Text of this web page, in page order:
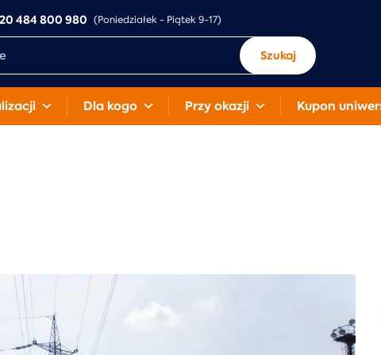
484 800 980 (Poniedziałek - Piątek 9-17)
Szukaj
Dla kogo Przy okazji Kupon